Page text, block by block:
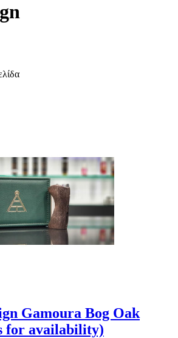
Gamoura Bog Oak
for availability)